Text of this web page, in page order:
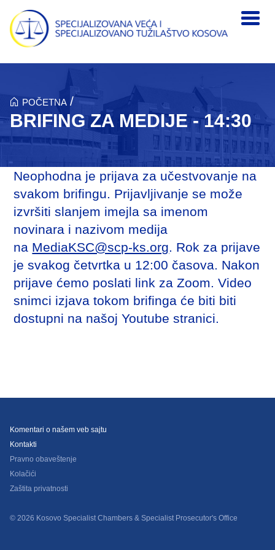
Skip to main content
POČETNA /
BRIFING ZA MEDIJE - 14:30
Neophodna je prijava za učestvovanje na
svakom brifingu. Prijavljivanje se može
izvršiti slanjem imejla sa imenom
novinara i nazivom medija
na MediaKSC@scp-ks.org. Rok za prijave
je svakog četvrtka u 12:00 časova. Nakon
prijave ćemo poslati link za Zoom. Video
snimci izjava tokom brifinga će biti biti
dostupni na našoj Youtube stranici.
© 2026 Kosovo Specialist Chambers & Specialist Prosecutor's Office
Komentari o našem veb sajtu
Kontakti
Pravno obaveštenje
Kolačići
Zaštita privatnosti